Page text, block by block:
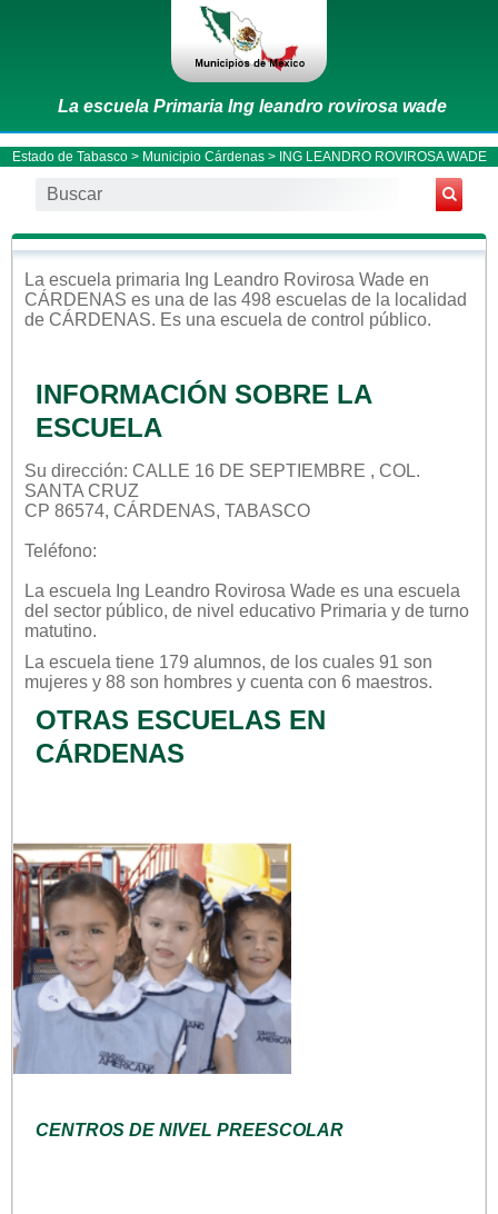
La escuela Primaria Ing leandro rovirosa wade
Estado de Tabasco> Municipio Cárdenas> ING LEANDRO ROVIROSA WADE
La escuela primaria Ing Leandro Rovirosa Wade en
CÁRDENAS es una de las 498 escuelas de la localidad
de CÁRDENAS. Es una escuela de control público.
INFORMACIÓN SOBRE LA
ESCUELA
Su dirección: CALLE 16 DE SEPTIEMBRE , COL.
SANTA CRUZ
CP 86574, CÁRDENAS, TABASCO
Teléfono:
La escuela Ing Leandro Rovirosa Wade es una escuela
del sector público, de nivel educativo Primaria y de turno
matutino.
La escuela tiene 179 alumnos, de los cuales 91 son
mujeres y 88 son hombres y cuenta con 6 maestros.
OTRAS ESCUELAS EN
CÁRDENAS
CENTROS DE NIVEL PREESCOLAR